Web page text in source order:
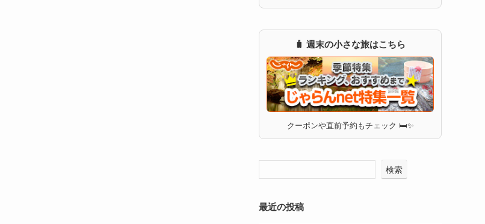
🧳 週末の小さな旅はこちら
クーポンや直前予約もチェック 🛏✨
検索
最近の投稿